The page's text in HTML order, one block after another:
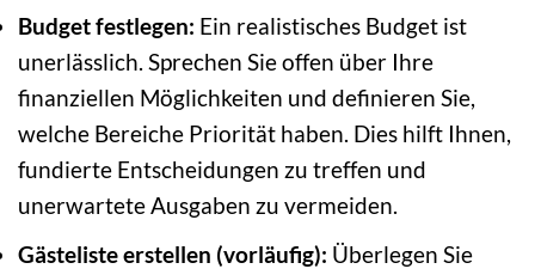
Budget festlegen: Ein realistisches Budget ist
unerlässlich. Sprechen Sie offen über Ihre
finanziellen Möglichkeiten und definieren Sie,
welche Bereiche Priorität haben. Dies hilft Ihnen,
fundierte Entscheidungen zu treffen und
unerwartete Ausgaben zu vermeiden.
Gästeliste erstellen (vorläufig): Überlegen Sie